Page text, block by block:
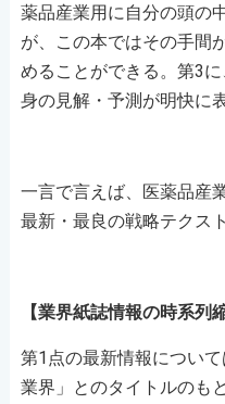
薬品産業用に自分の頭の
が、この本ではその手間
めることができる。第3
身の見解・予測が明快に
一言で言えば、医薬品産
最新・最良の戦略テクス
【業界紙誌情報の時系列
第1点の最新情報につい
業界」とのタイトルのも